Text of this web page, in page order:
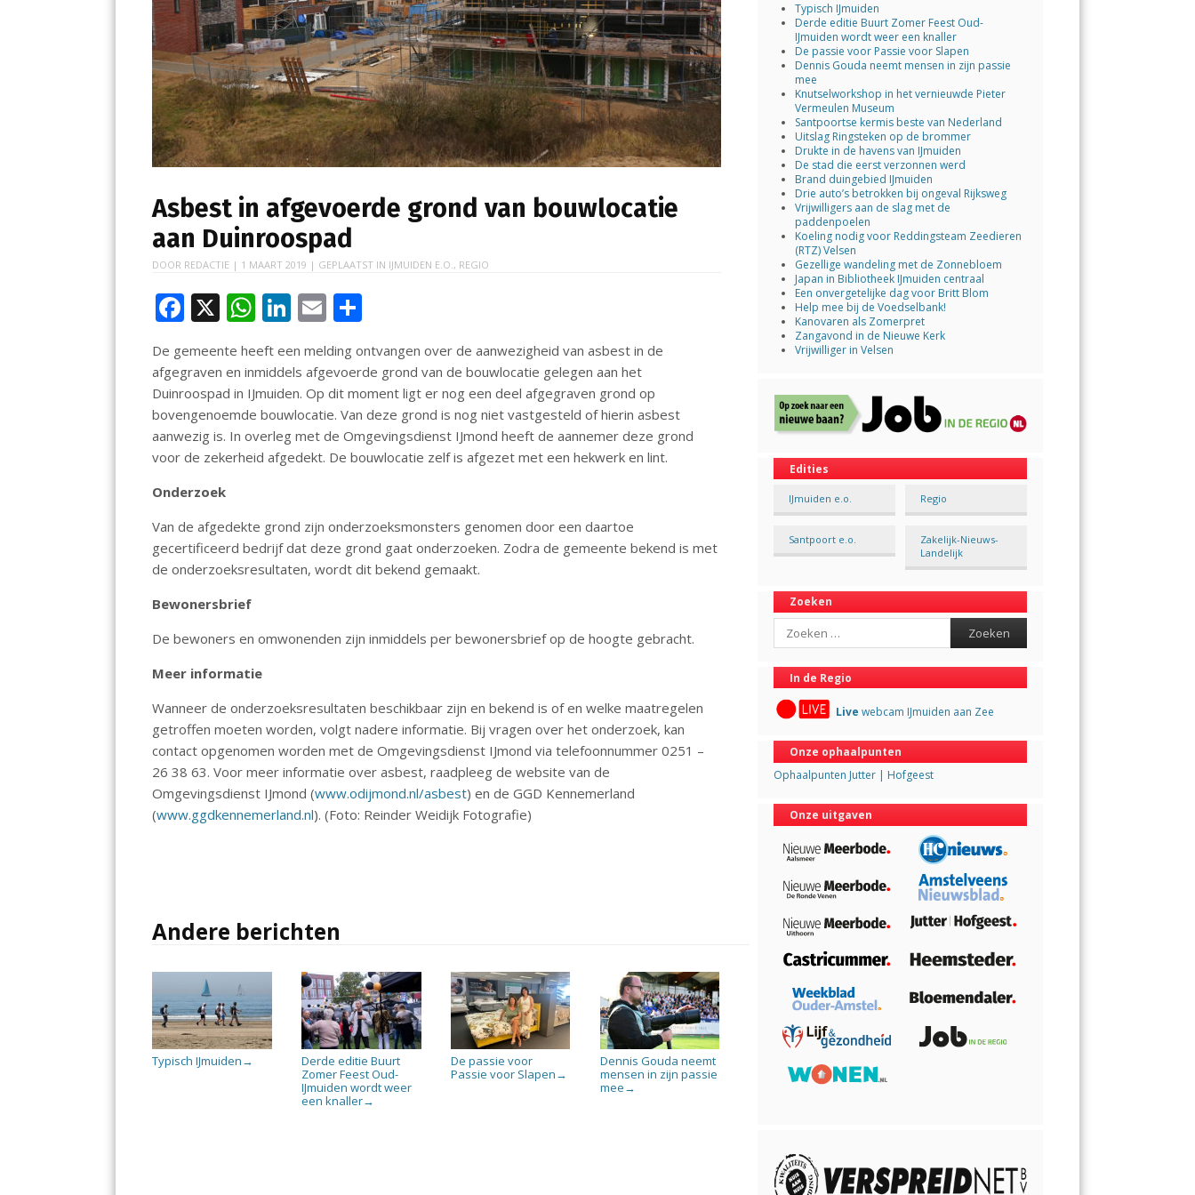
Asbest in afgevoerde grond van bouwlocatie
aan Duinroospad
DOOR REDACTIE | 1 MAART 2019 | GEPLAATST IN IJMUIDEN E.O., REGIO
F
ac
e
b
o
o
X W
h
at
s
A
p
Li
n
k
e
dI
n
E
m
ai
l
e
n
De gemeente heeft een melding ontvangen over de aanwezigheid van asbest in de
afgegraven en inmiddels afgevoerde grond van de bouwlocatie gelegen aan het
Duinroospad in IJmuiden. Op dit moment ligt er nog een deel afgegraven grond op
bovengenoemde bouwlocatie. Van deze grond is nog niet vastgesteld of hierin asbest
aanwezig is. In overleg met de Omgevingsdienst IJmond heeft de aannemer deze grond
voor de zekerheid afgedekt. De bouwlocatie zelf is afgezet met een hekwerk en lint.
Onderzoek
Van de afgedekte grond zijn onderzoeksmonsters genomen door een daartoe
gecertificeerd bedrijf dat deze grond gaat onderzoeken. Zodra de gemeente bekend is met
de onderzoeksresultaten, wordt dit bekend gemaakt.
Bewonersbrief
De bewoners en omwonenden zijn inmiddels per bewonersbrief op de hoogte gebracht.
Meer informatie
Wanneer de onderzoeksresultaten beschikbaar zijn en bekend is of en welke maatregelen
getroffen moeten worden, volgt nadere informatie. Bij vragen over het onderzoek, kan
contact opgenomen worden met de Omgevingsdienst IJmond via telefoonnummer 0251 –
26 38 63. Voor meer informatie over asbest, raadpleeg de website van de
Omgevingsdienst IJmond (www.odijmond.nl/asbest) en de GGD Kennemerland
(www.ggdkennemerland.nl). (Foto: Reinder Weidijk Fotografie)
Andere berichten
Typisch IJmuiden →
Derde editie Buurt
Zomer Feest Oud-
IJmuiden wordt weer
een knaller→
De passie voor
Passie voor Slapen →
Dennis Gouda neemt
mensen in zijn passie
mee →
Typisch IJmuiden
Derde editie Buurt Zomer Feest Oud-
IJmuiden wordt weer een knaller
De passie voor Passie voor Slapen
Dennis Gouda neemt mensen in zijn passie
mee
Knutselworkshop in het vernieuwde Pieter
Vermeulen Museum
Santpoortse kermis beste van Nederland
Uitslag Ringsteken op de brommer
Drukte in de havens van IJmuiden
De stad die eerst verzonnen werd
Brand duingebied IJmuiden
Drie auto’s betrokken bij ongeval Rijksweg
Vrijwilligers aan de slag met de
paddenpoelen
Koeling nodig voor Reddingsteam Zeedieren
(RTZ) Velsen
Gezellige wandeling met de Zonnebloem
Japan in Bibliotheek IJmuiden centraal
Een onvergetelijke dag voor Britt Blom
Help mee bij de Voedselbank!
Kanovaren als Zomerpret
Zangavond in de Nieuwe Kerk
Vrijwilliger in Velsen
Edities
IJmuiden e.o. Regio
Santpoort e.o.
Zakelijk-Nieuws-
Landelijk
Zoeken
Search
In de Regio
Live webcam IJmuiden aan Zee
Onze ophaalpunten
Ophaalpunten Jutter | Hofgeest
Onze uitgaven